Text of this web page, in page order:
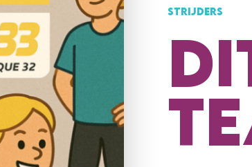
STRIJDERS